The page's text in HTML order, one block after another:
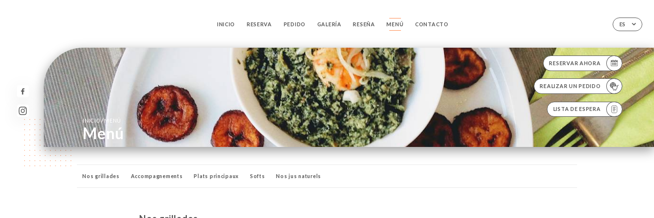
ES
INICIO RESERVA PEDIDO GALERÍA RESEÑA MENÚ CONTACTO
RESERVAR AHORA
REALIZAR UN PEDIDO
LISTA DE ESPERA
INICIO/MENÚ
Menú
Nos grillades Accompagnements Plats principaux Softs Nos jus naturels